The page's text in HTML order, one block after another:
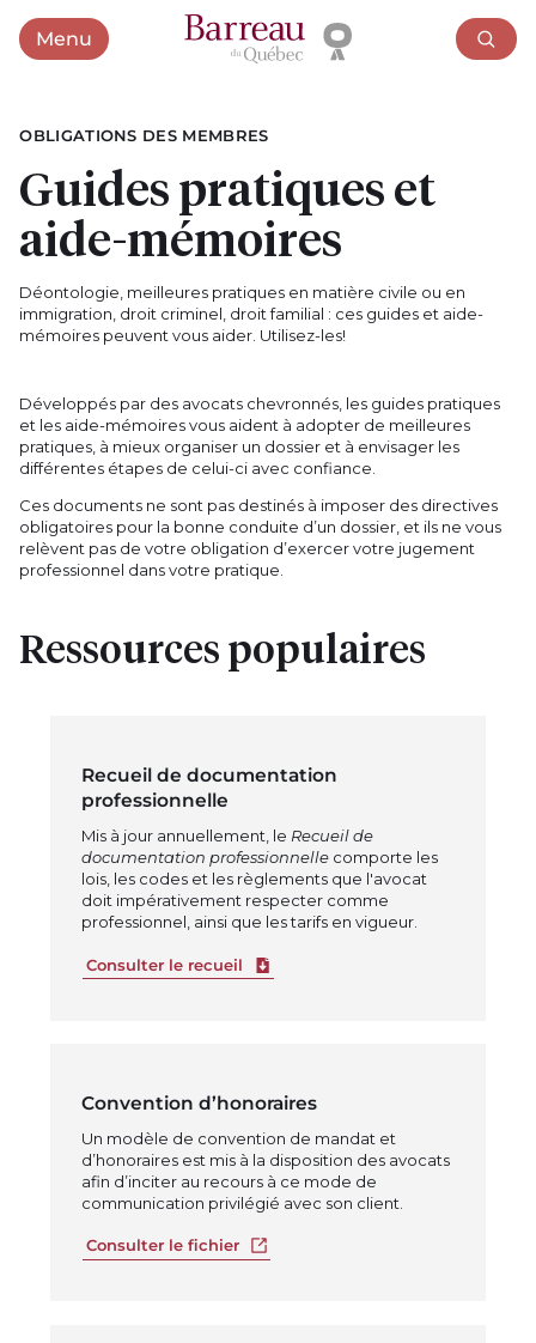
MenuOuvrir le menu
OBLIGATIONS DES MEMBRES
Guides pratiques et
aide-mémoires
Déontologie, meilleures pratiques en matière civile ou en
immigration, droit criminel, droit familial : ces guides et aide-
mémoires peuvent vous aider. Utilisez-les!
Développés par des avocats chevronnés, les guides pratiques
et les aide-mémoires vous aident à adopter de meilleures
pratiques, à mieux organiser un dossier et à envisager les
différentes étapes de celui-ci avec confiance.
Ces documents ne sont pas destinés à imposer des directives
obligatoires pour la bonne conduite d’un dossier, et ils ne vous
relèvent pas de votre obligation d’exercer votre jugement
professionnel dans votre pratique.
Ressources populaires
Recueil de documentation
professionnelle
Mis à jour annuellement, le Recueil de
documentation professionnelle comporte les
lois, les codes et les règlements que l'avocat
doit impérativement respecter comme
professionnel, ainsi que les tarifs en vigueur.
Consulter le recueil Télécharger le fichier
Convention d’honoraires
Un modèle de convention de mandat et
d’honoraires est mis à la disposition des avocats
afin d’inciter au recours à ce mode de
communication privilégié avec son client.
Consulter le fichier Ouvrir dans un nouvel onglet